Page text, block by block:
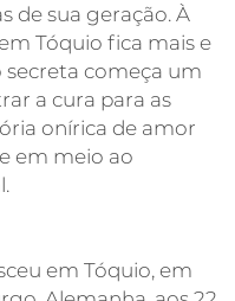
de sua geração. À
Tóquio fica mais e
começa um
a cura para as
onírica de amor
em meio ao
em Tóquio, em